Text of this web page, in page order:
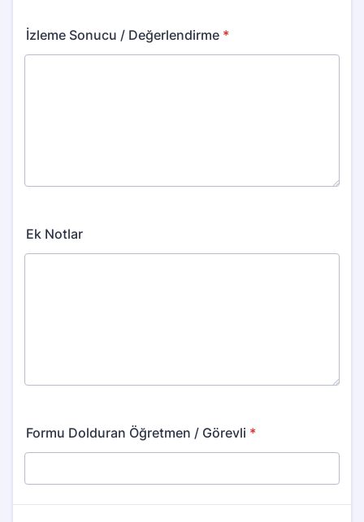
İzleme Sonucu / Değerlendirme *
Ek Notlar
Formu Dolduran Öğretmen / Görevli *